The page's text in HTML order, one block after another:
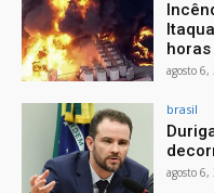
horas
agosto 6,
brasil
agosto 6,